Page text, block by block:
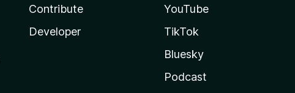
Contribute
Developer
YouTube
TikTok
Bluesky
Podcast